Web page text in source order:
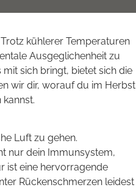
kühlerer Temperaturen
Ausgeglichenheit zu
sich bringt, bietet sich die
wir dir, worauf du im Herbst
Luft zu gehen.
nur dein Immunsystem,
ist eine hervorragende
Rückenschmerzen leidest